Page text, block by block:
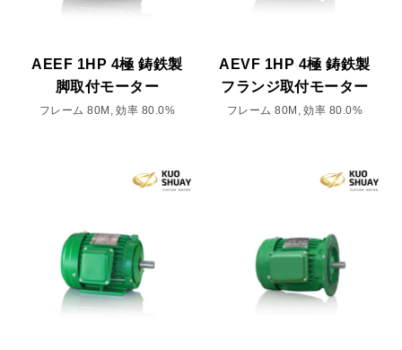
AEEF 1HP 4極 鋳鉄製
脚取付モーター
フレーム 80M, 効率 80.0%
AEVF 1HP 4極 鋳鉄製
フランジ取付モーター
フレーム 80M, 効率 80.0%